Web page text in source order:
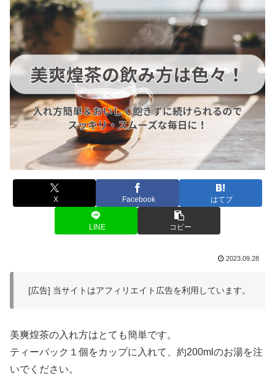
X Facebook はてブ
LINE コピー
2023.09.28
[広告] 当サイトはアフィリエイト広告を利用しています。
美爽煌茶の入れ方はとても簡単です。
ティーバック１個をカップに入れて、約200mlのお湯を注
いでください。